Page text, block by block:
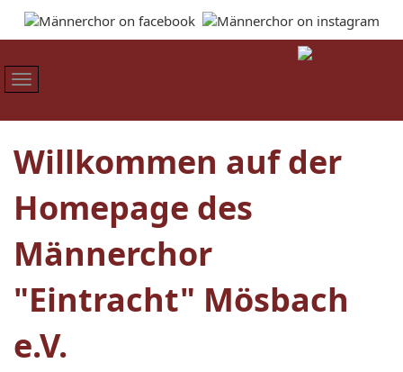
Willkommen auf der
Homepage des
Männerchor
"Eintracht" Mösbach
e.V.